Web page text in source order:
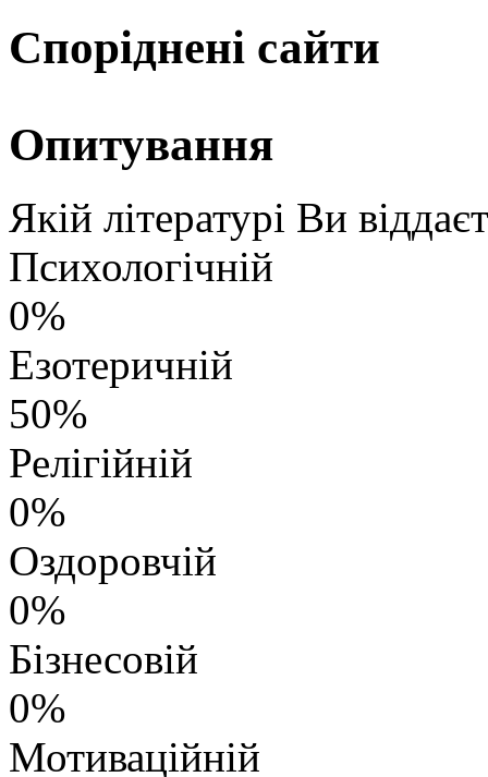
Споріднені сайти
Опитування
Якій літературі Ви
Психологічній
0%
Езотеричній
50%
Релігійній
0%
Оздоровчій
0%
Бізнесовій
0%
Мотиваційній